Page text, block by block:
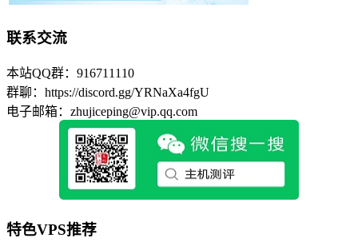
联系交流
本站QQ群：916711110
群聊：https://discord.gg/YRNaXa4fgU
电子邮箱：zhujiceping@vip.qq.com
特色VPS推荐